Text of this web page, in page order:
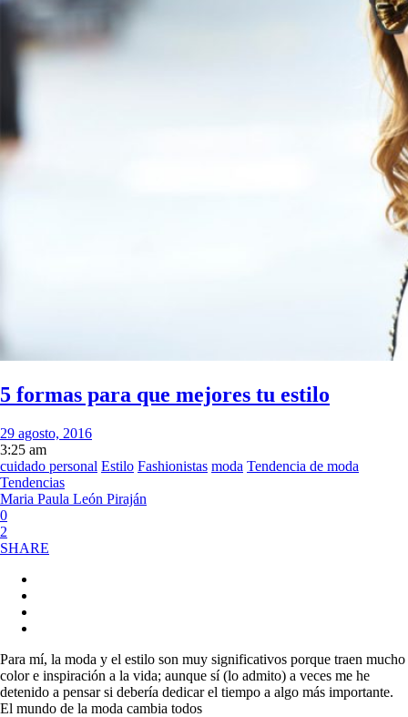
5 formas para que mejores tu estilo
29 agosto, 2016
3:25 am
cuidado personal Estilo Fashionistas moda Tendencia de moda
Tendencias
Maria Paula León Piraján
0
2
SHARE
Para mí, la moda y el estilo son muy significativos porque traen mucho
color e inspiración a la vida; aunque sí (lo admito) a veces me he
detenido a pensar si debería dedicar el tiempo a algo más importante.
El mundo de la moda cambia todos